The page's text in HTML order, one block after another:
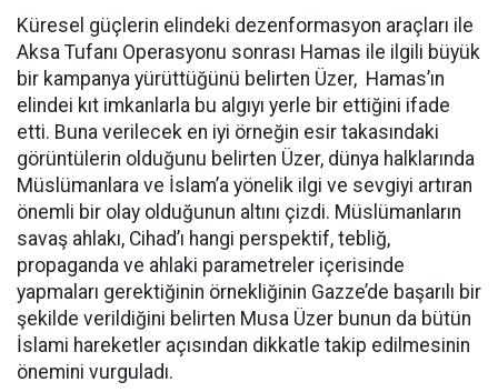
Küresel güçlerin elindeki dezenformasyon araçları ile
Aksa Tufanı Operasyonu sonrası Hamas ile ilgili büyük
bir kampanya yürüttüğünü belirten Üzer, Hamas’ın
elindei kıt imkanlarla bu algıyı yerle bir ettiğini ifade
etti. Buna verilecek en iyi örneğin esir takasındaki
görüntülerin olduğunu belirten Üzer, dünya halklarında
Müslümanlara ve İslam’a yönelik ilgi ve sevgiyi artıran
önemli bir olay olduğunun altını çizdi. Müslümanların
savaş ahlakı, Cihad’ı hangi perspektif, tebliğ,
propaganda ve ahlaki parametreler içerisinde
yapmaları gerektiğinin örnekliğinin Gazze’de başarılı bir
şekilde verildiğini belirten Musa Üzer bunun da bütün
İslami hareketler açısından dikkatle takip edilmesinin
önemini vurguladı.